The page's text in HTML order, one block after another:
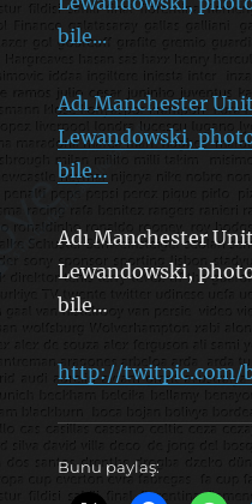
Adı Manchester
Lewandowski,
bile…
Adı Manchester
Lewandowski,
bile…
http://twitpic.com/
Bunu paylaş: